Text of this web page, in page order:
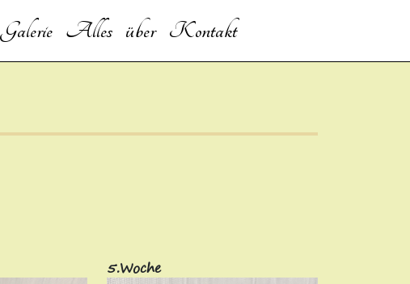
Galerie Alles über Kontakt
5.Woche